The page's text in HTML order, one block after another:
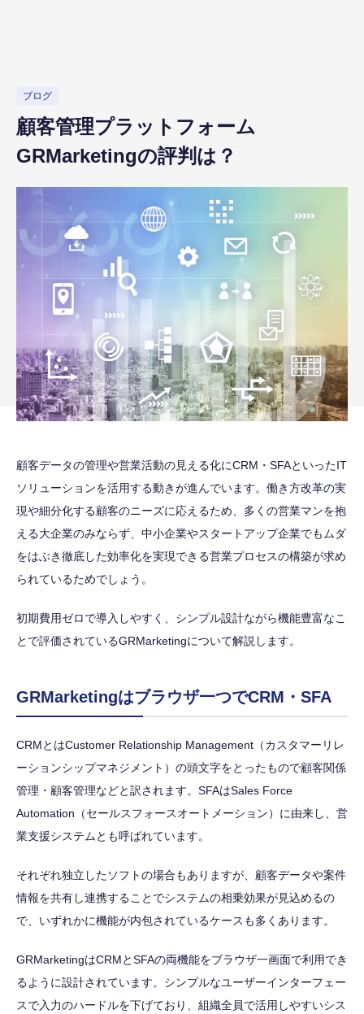
ブログ
顧客管理プラットフォーム
GRMarketingの評判は？
顧客データの管理や営業活動の見える化にCRM・SFAといったIT
ソリューションを活用する動きが進んでいます。働き方改革の実
現や細分化する顧客のニーズに応えるため、多くの営業マンを抱
える大企業のみならず、中小企業やスタートアップ企業でもムダ
をはぶき徹底した効率化を実現できる営業プロセスの構築が求め
られているためでしょう。
初期費用ゼロで導入しやすく、シンプル設計ながら機能豊富なこ
とで評価されているGRMarketingについて解説します。
GRMarketingはブラウザ一つでCRM・SFA
CRMとはCustomer Relationship Management（カスタマーリレ
ーションシップマネジメント）の頭文字をとったもので顧客関係
管理・顧客管理などと訳されます。SFAはSales Force
Automation（セールスフォースオートメーション）に由来し、営
業支援システムとも呼ばれています。
それぞれ独立したソフトの場合もありますが、顧客データや案件
情報を共有し連携することでシステムの相乗効果が見込めるの
で、いずれかに機能が内包されているケースも多くあります。
GRMarketingはCRMとSFAの両機能をブラウザ一画面で利用でき
るように設計されています。シンプルなユーザーインターフェー
スで入力のハードルを下げており、組織全員で活用しやすいシス